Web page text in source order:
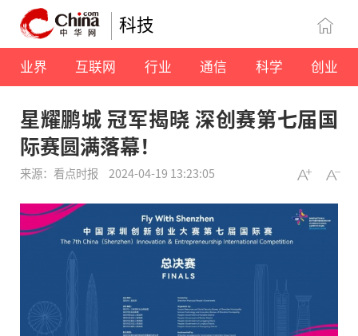
科技
业界 互联网 行业 通信 科学 创业
星耀鹏城 冠军揭晓 深创赛第七届国
际赛圆满落幕！
来源：看点时报 2024-04-19 13:23:05